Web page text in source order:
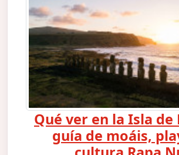
Qué ver en la Isla de
guía de moáis,